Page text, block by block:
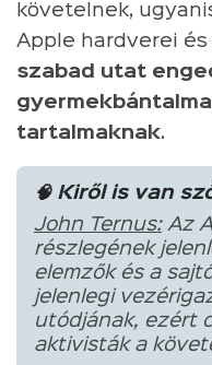
követelnek,
Apple hardverei
szabad utat
tartalmaknak.
🧠 Kiről is van
John Ternus:Az
részlegének
elemzők és a
jelenlegi
utódjának, ezért
aktivisták a